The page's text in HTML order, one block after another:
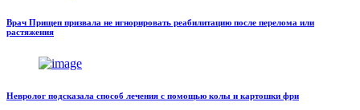
Врач Прищеп призвала не игнорировать реабилитацию после перелома или
растяжения
Невролог подсказала способ лечения с помощью колы и картошки фри